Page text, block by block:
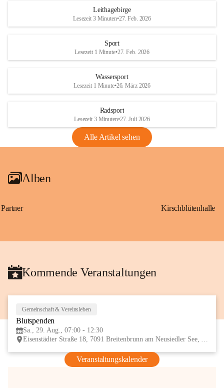
Maßnahmen zur Bekämpfung
Rebe und der Amerikanischen
Anhang VBl. EU Nr. 18
1 Seite•1,4 MB
VBl. EU Nr. 18_2026
Leithagebirge
Lesezeit 3 Minuten•27. Feb. 2026
Sport
Lesezeit 1 Minute•27. Feb. 2026
Wassersport
Lesezeit 1 Minute•26. März 2026
Radsport
Lesezeit 3 Minuten•27. Juli 2026
Alle Artikel sehen
Alben
Partner Kirschblütenhalle
Kommende Veranstaltungen
Gemeinschaft & Vereinsleben
Blutspenden
Sa., 29. Aug., 07:00 - 12:30
Eisenstädter Straße 18, 7091 Breitenbrunn am Neusiedler See, AUT
Veranstaltungskalender